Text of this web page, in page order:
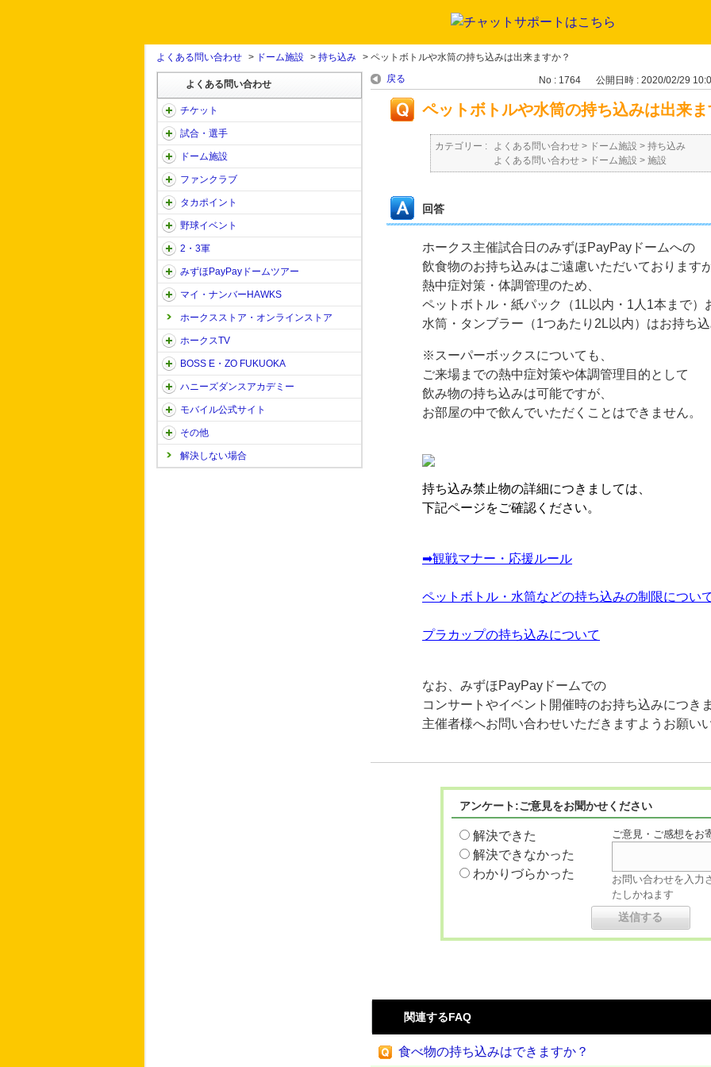
よくある問い合わせ > ドーム施設 > 持ち込み > ペットボトルや水筒の持ち込みは出来ますか？
よくある問い合わせ
チケット
試合・選手
ドーム施設
ファンクラブ
タカポイント
野球イベント
2・3軍
みずほPayPayドームツアー
マイ・ナンバーHAWKS
ホークスストア・オンラインストア
ホークスTV
BOSS E・ZO FUKUOKA
ハニーズダンスアカデミー
モバイル公式サイト
その他
解決しない場合
戻る No : 1764 公開日時 : 2020/02/29
ペットボトルや水筒の持ち込みは出来ま
カテゴリー : よくある問い合わせ > ドーム施設 > 持ち込み
よくある問い合わせ > ドーム施設 > 施設
回答
ホークス主催試合日のみずほPayPayドームへの
飲食物のお持ち込みはご遠慮いただいておりますが
熱中症対策・体調管理のため、
ペットボトル・紙パック（1L以内・1人1本まで）
水筒・タンブラー（1つあたり2L以内）はお持ち込
※スーパーボックスについても、
ご来場までの熱中症対策や体調管理目的として
飲み物の持ち込みは可能ですが、
お部屋の中で飲んでいただくことはできません。
持ち込み禁止物の詳細につきましては、
下記ページをご確認ください。
➡観戦マナー・応援ルール
ペットボトル・水筒などの持ち込みの制限につい
プラカップの持ち込みについて
なお、みずほPayPayドームでの
コンサートやイベント開催時のお持ち込みにつき
主催者様へお問い合わせいただきますようお願い
アンケート:ご意見をお聞かせください
解決できた
解決できなかった
わかりづらかった
ご意見・ご感想をお
お問い合わせを入力
たしかねます
関連するFAQ
食べ物の持ち込みはできますか？